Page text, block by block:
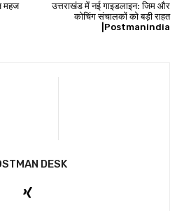
महज
उत्तराखंड में नई गाइडलाइन: जिम और
कोचिंग संचालकों को बड़ी राहत
|Postmanindia
DESK